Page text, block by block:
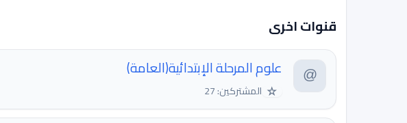
قنوات اخرى
علوم المرحلة الإبتدائية(العامة)
☆ المشتركين: 27